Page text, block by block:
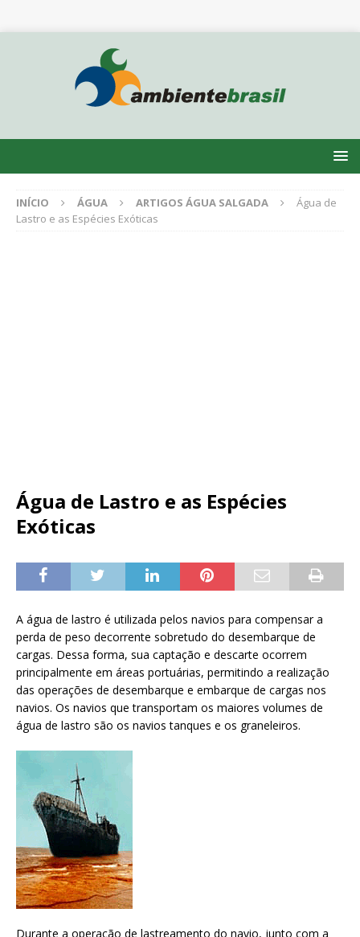
INÍCIO ÁGUA ARTIGOS ÁGUA SALGADA
Água de
Lastro e as Espécies Exóticas
Água de Lastro e as Espécies
Exóticas
A água de lastro é utilizada pelos navios para compensar a
perda de peso decorrente sobretudo do desembarque de
cargas. Dessa forma, sua captação e descarte ocorrem
principalmente em áreas portuárias, permitindo a realização
das operações de desembarque e embarque de cargas nos
navios. Os navios que transportam os maiores volumes de
água de lastro são os navios tanques e os graneleiros.
Durante a operação de lastreamento do navio, junto com a